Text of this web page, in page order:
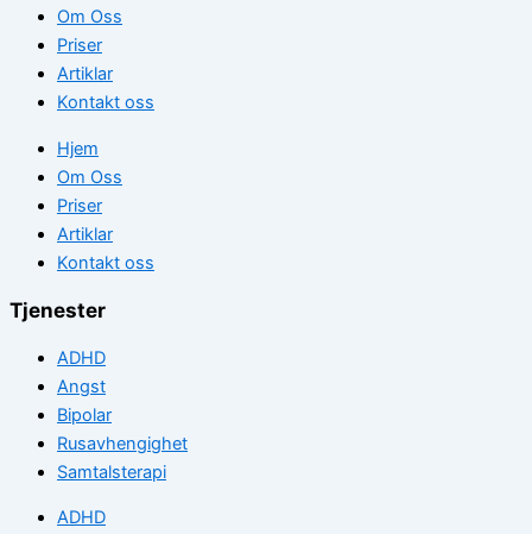
Om Oss
Priser
Artiklar
Kontakt oss
Hjem
Om Oss
Priser
Artiklar
Kontakt oss
Tjenester
ADHD
Angst
Bipolar
Rusavhengighet
Samtalsterapi
ADHD